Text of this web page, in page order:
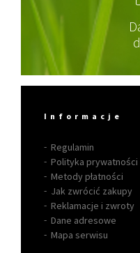
Informacje
Regulamin
Polityka prywatności
Metody płatności
Jak zwrócić zakupy
Reklamacje i zwroty
Dane adresowe
Mapa serwisu